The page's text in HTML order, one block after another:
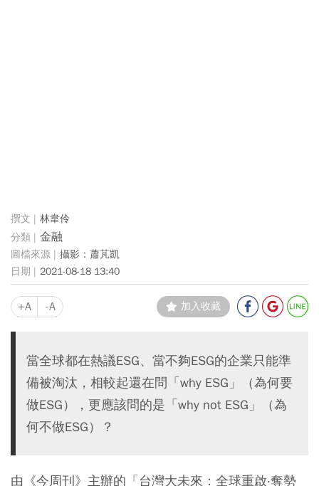
林韋伶
金融
攝影：蕭芃凱
2021-08-18 13:40
+A -A 加入收藏
當全球都在熱議ESG、當不夠ESG的企業只能準
備被淘汰，相較起還在問「why ESG」（為何要
做ESG），更應該問的是「why not ESG」（為
何不做ESG）？
由《今周刊》主辦的「台灣大未來：全球重啟‧奪勢